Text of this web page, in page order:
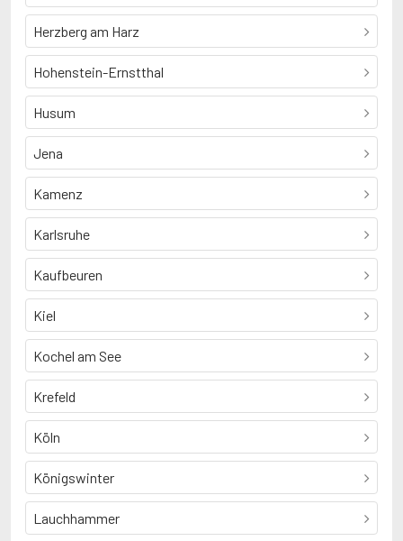
Herzberg am Harz
Hohenstein-Ernstthal
Husum
Jena
Kamenz
Karlsruhe
Kaufbeuren
Kiel
Kochel am See
Krefeld
Köln
Königswinter
Lauchhammer